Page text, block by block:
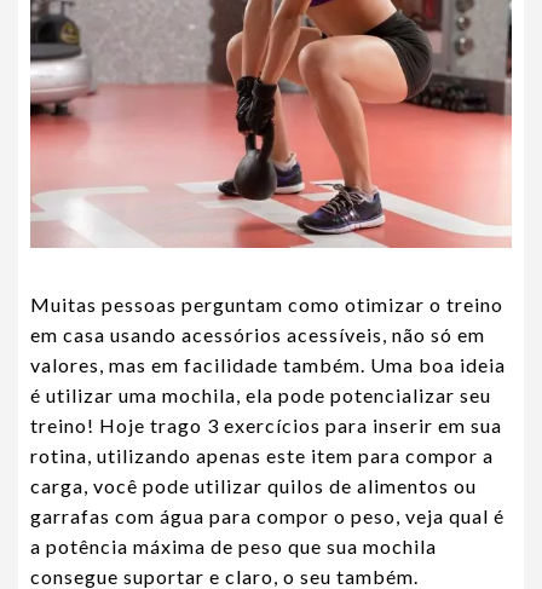
Muitas pessoas perguntam como otimizar o treino
em casa usando acessórios acessíveis, não só em
valores, mas em facilidade também. Uma boa ideia
é utilizar uma mochila, ela pode potencializar seu
treino! Hoje trago 3 exercícios para inserir em sua
rotina, utilizando apenas este item para compor a
carga, você pode utilizar quilos de alimentos ou
garrafas com água para compor o peso, veja qual é
a potência máxima de peso que sua mochila
consegue suportar e claro, o seu também.